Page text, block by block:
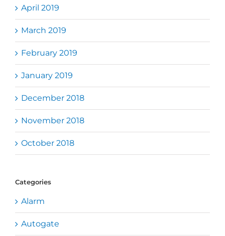
April 2019
March 2019
February 2019
January 2019
December 2018
November 2018
October 2018
Categories
Alarm
Autogate